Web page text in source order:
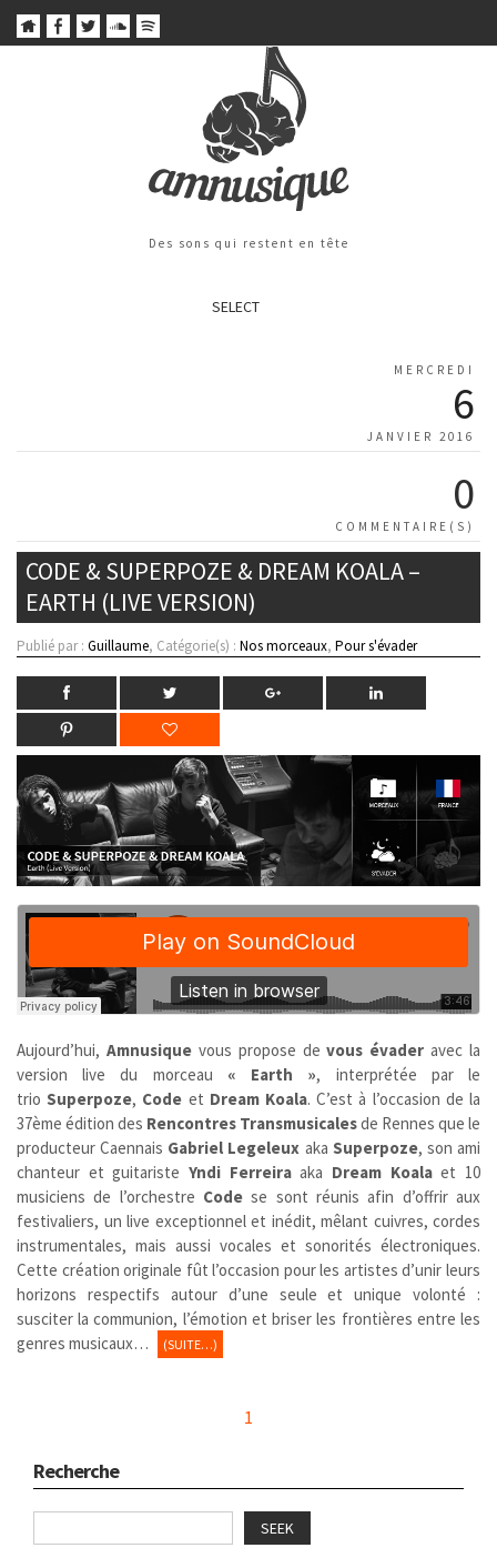
Des sons qui restent en tête
SELECT
MERCREDI
6
JANVIER 2016
0
COMMENTAIRE(S)
CODE & SUPERPOZE & DREAM KOALA –
EARTH (LIVE VERSION)
Publié par : Guillaume, Catégorie(s) : Nos morceaux, Pour s'évader
Aujourd’hui, Amnusiquevous propose devous évader avec la
version live du morceau « Earth », interprétée par le
trioSuperpoze, Code et Dream Koala. C’est à l’occasion de la
37ème édition des Rencontres Transmusicalesde Rennes que le
producteur Caennais Gabriel Legeleux aka Superpoze, son ami
chanteur et guitariste Yndi Ferreiraaka Dream Koalaet 10
musiciens de l’orchestre Code se sont réunis afin d’offrir aux
festivaliers, un live exceptionnel et inédit, mêlant cuivres, cordes
instrumentales, mais aussi vocales et sonorités électroniques.
Cette création originale fût l’occasion pour les artistes d’unir leurs
horizons respectifs autour d’une seule et unique volonté :
susciter la communion, l’émotion et briser les frontières entre les
genres musicaux…
(SUITE…)
1
Recherche
SEEK